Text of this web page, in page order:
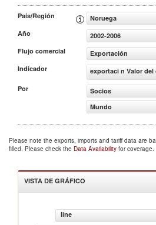
País/Región
Noruega
Año
2002-2006
Flujo comercial
Exportación
Indicador
exportaci n Valor del
Por
Socios
Mundo
Please note the exports, imports and tariff data are
filled. Please check the Data Availability for coverage.
VISTA DE GRÁFICO
line